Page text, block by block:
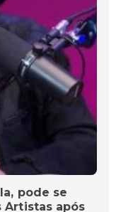
pode se
Artistas após